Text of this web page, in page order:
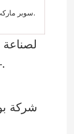
سوبر ماركت ، مركز تسوق ، متجر.
—يمكن لحامل العرض المذهل أن يجذب انتباه العملاء ويقدم عرضًا فعالاً للمنتجات وحجم مبيعات أكبر بشكل ملحوظ.
شركة